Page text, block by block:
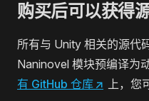
购买后可以获得
所有与 Unity 相关的源代
Naninovel 模块预编译为
有 GitHub 仓库↗ 上，您